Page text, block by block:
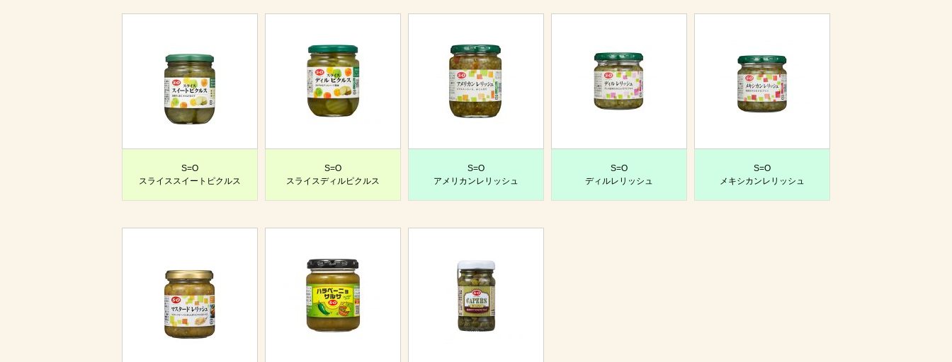
S=O
スライススイートピクルス
S=O
スライスディルピクルス
S=O
アメリカンレリッシュ
S=O
ディルレリッシュ
S=O
メキシカンレリッシュ